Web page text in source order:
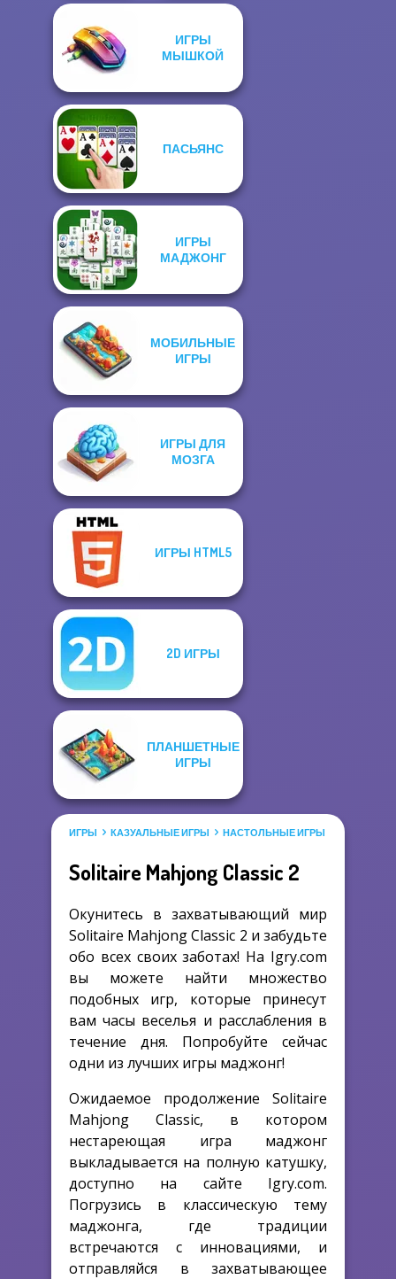
Papa's
Cupcakeria
ИГРЫ
МЫШКОЙ
ПАСЬЯНС
ИГРЫ
МАДЖОНГ
МОБИЛЬНЫЕ
ИГРЫ
ИГРЫ ДЛЯ
МОЗГА
ИГРЫ HTML5
2D ИГРЫ
ПЛАНШЕТНЫЕ
ИГРЫ
ИГРЫ КАЗУАЛЬНЫЕ ИГРЫ НАСТОЛЬНЫЕ ИГРЫ ИГРЫ
Solitaire Mahjong Classic 2
Окунитесь в захватывающий мир
Solitaire Mahjong Classic 2 и забудьте
обо всех своих заботах! На Igry.com
вы можете найти множество
подобных игр, которые принесут
вам часы веселья и расслабления в
течение дня. Попробуйте сейчас
одни из лучших игры маджонг!
Ожидаемое продолжение Solitaire
Mahjong Classic, в котором
нестареющая игра маджонг
выкладывается на полную катушку,
доступно на сайте Igry.com.
Погрузись в классическую тему
маджонга, где традиции
встречаются с инновациями, и
отправляйся в захватывающее